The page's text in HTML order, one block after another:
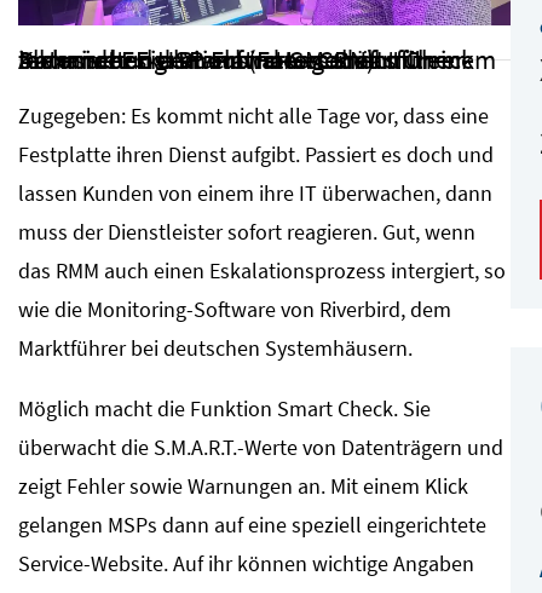
Kann neben dem Flatrate-Modell mit einem technischen USP aufwarten: Smart Check inklusive Eskalationsmanagement für Datenrettung: Riverbird-Geschäftsführer Alexander Eiermann (Foto: CRN)
Zugegeben: Es kommt nicht alle Tage vor, dass eine
Festplatte ihren Dienst aufgibt. Passiert es doch und
lassen Kunden von einem ihre IT überwachen, dann
muss der Dienstleister sofort reagieren. Gut, wenn
das RMM auch einen Eskalationsprozess intergiert, so
wie die Monitoring-Software von Riverbird, dem
Marktführer bei deutschen Systemhäusern.
Möglich macht die Funktion Smart Check. Sie
überwacht die S.M.A.R.T.-Werte von Datenträgern und
zeigt Fehler sowie Warnungen an. Mit einem Klick
gelangen MSPs dann auf eine speziell eingerichtete
Service-Website. Auf ihr können wichtige Angaben